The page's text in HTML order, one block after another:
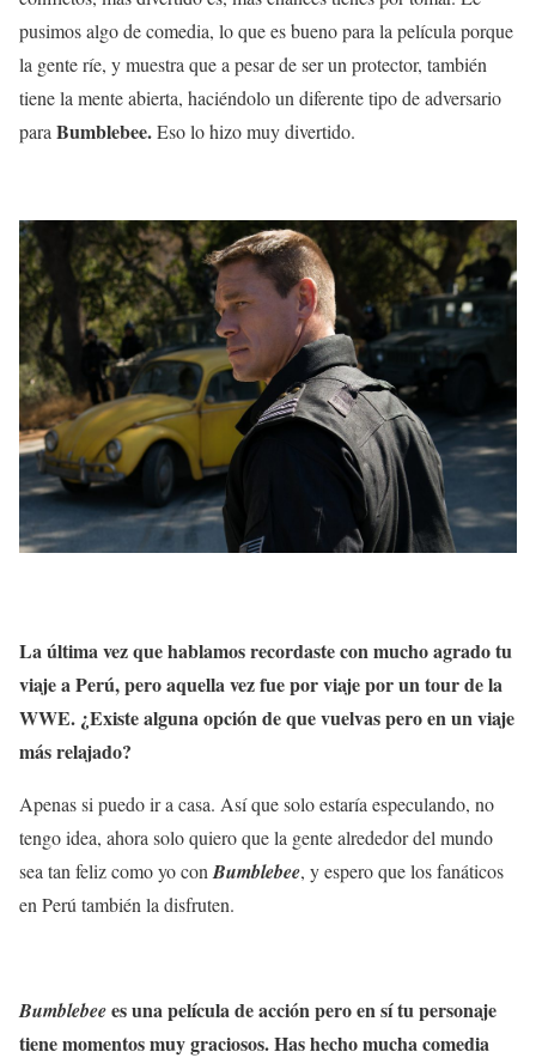
pusimos algo de comedia, lo que es bueno para la película porque
la gente ríe, y muestra que a pesar de ser un protector, también
tiene la mente abierta, haciéndolo un diferente tipo de adversario
para Bumblebee.Eso lo hizo muy divertido.
La última vez que hablamos recordaste con mucho agrado tu
viaje a Perú, pero aquella vez fue por viaje por un tour de la
WWE. ¿Existe alguna opción de que vuelvas pero en un viaje
más relajado?
Apenas si puedo ir a casa. Así que solo estaría especulando, no
tengo idea, ahora solo quiero que la gente alrededor del mundo
sea tan feliz como yo con Bumblebee, y espero que los fanáticos
en Perú también la disfruten.
Bumblebeees una película de acción pero en sí tu personaje
tiene momentos muy graciosos. Has hecho mucha comedia